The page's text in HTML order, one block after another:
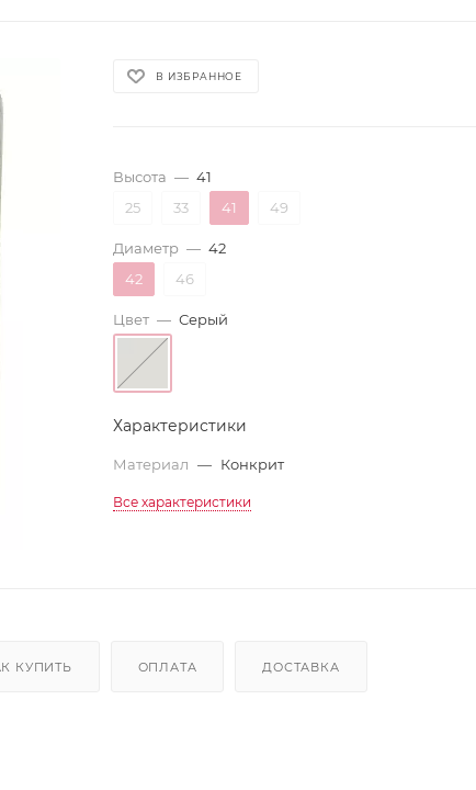
В ИЗБРАННОЕ
Высота — 41
25
33 41 49
Диаметр — 42
42
46
Цвет — Серый
Характеристики
Материал — Конкрит
Все характеристики
КУПИТЬ ОПЛАТА ДОСТАВКА